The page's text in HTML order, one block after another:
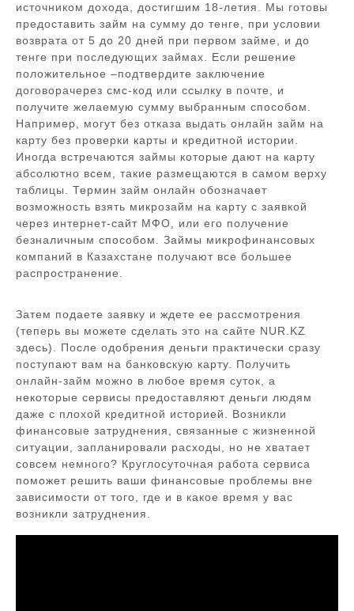
источником дохода, достигшим 18-летия. Мы готовы
предоставить займ на сумму до тенге, при условии
возврата от 5 до 20 дней при первом займе, и до
тенге при последующих займах. Если решение
положительное –подтвердите заключение
договорачерез смс-код или ссылку в почте, и
получите желаемую сумму выбранным способом.
Например, могут без отказа выдать онлайн займ на
карту без проверки карты и кредитной истории.
Иногда встречаются займы которые дают на карту
абсолютно всем, такие размещаются в самом верху
таблицы. Термин займ онлайн обозначает
возможность взять микрозайм на карту с заявкой
через интернет-сайт МФО, или его получение
безналичным способом. Займы микрофинансовых
компаний в Казахстане получают все большее
распространение.
Затем подаете заявку и ждете ее рассмотрения
(теперь вы можете сделать это на сайте NUR.KZ
здесь). После одобрения деньги практически сразу
поступают вам на банковскую карту. Получить
онлайн-займ можно в любое время суток, а
некоторые сервисы предоставляют деньги людям
даже с плохой кредитной историей. Возникли
финансовые затруднения, связанные с жизненной
ситуации, запланировали расходы, но не хватает
совсем немного? Круглосуточная работа сервиса
поможет решить ваши финансовые проблемы вне
зависимости от того, где и в какое время у вас
возникли затруднения.